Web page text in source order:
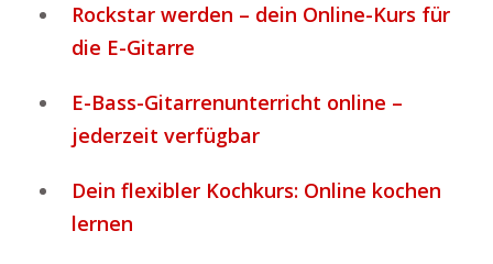
Rockstar werden – dein Online-Kurs für
die E-Gitarre
E-Bass-Gitarrenunterricht online –
jederzeit verfügbar
Dein flexibler Kochkurs: Online kochen
lernen